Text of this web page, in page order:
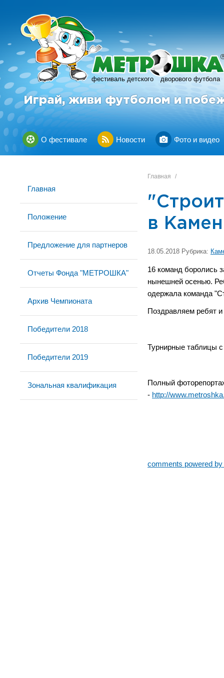
фестиваль детского дворового футбола
R
Играй, живи футболом и
О фестивале Новости Фото и видео
Главная
Положение
Предложение для партнеров
Отчеты Фонда "МЕТРОШКА"
Архив Чемпионата
Победители 2018
Победители 2019
Зональная квалификация
Главная /
в
18.05.2018 Рубрика:
16 команд боролись
нынешней осенью.
одержала команда
Поздравляем ребят
Турнирные таблицы
Полный
- http://
comments powered